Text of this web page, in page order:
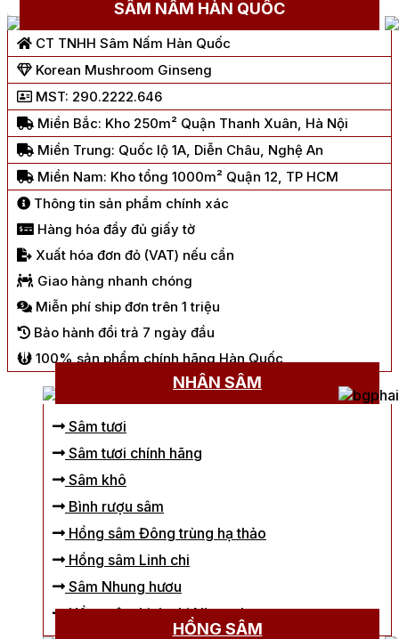
SÂM NẤM HÀN QUỐC
CT TNHH Sâm Nấm Hàn Quốc
Korean Mushroom Ginseng
MST: 290.2222.646
Miền Bắc: Kho 250m² Quận Thanh Xuân, Hà Nội
Miền Trung: Quốc lộ 1A, Diễn Châu, Nghệ An
Miền Nam: Kho tổng 1000m² Quận 12, TP HCM
Thông tin sản phẩm chính xác
Hàng hóa đầy đủ giấy tờ
Xuất hóa đơn đỏ (VAT) nếu cần
Giao hàng nhanh chóng
Miễn phí ship đơn trên 1 triệu
Bảo hành đổi trả 7 ngày đầu
100% sản phẩm chính hãng Hàn Quốc
NHÂN SÂM
Sâm tươi
Sâm tươi chính hãng
Sâm khô
Bình rượu sâm
Hồng sâm Đông trùng hạ thảo
Hồng sâm Linh chi
Sâm Nhung hươu
Hồng sâm Linh chi Nhung hươu
HỒNG SÂM